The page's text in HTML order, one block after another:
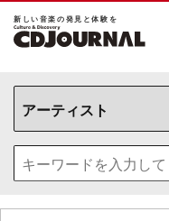
新しい⾳楽の発⾒と体験を